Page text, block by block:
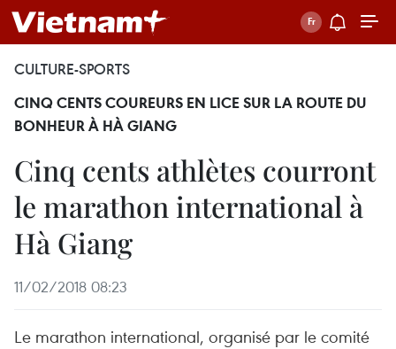
CULTURE-SPORTS
CINQ CENTS COUREURS EN LICE SUR LA ROUTE DU
BONHEUR À HÀ GIANG
Cinq cents athlètes courront
le marathon international à
Hà Giang
11/02/2018 08:23
Le marathon international, organisé par le comité